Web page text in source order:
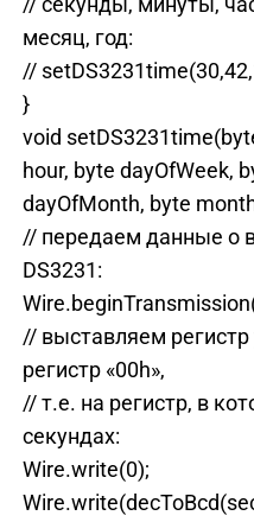
месяц, год:
//
}
void
hour, byte dayOfWeek,
dayOfMonth, byte
// передаем данные о
DS3231:
// выставляем регистр
регистр «00h»,
// т.е. на регистр, в
секундах:
Wire.write(0);